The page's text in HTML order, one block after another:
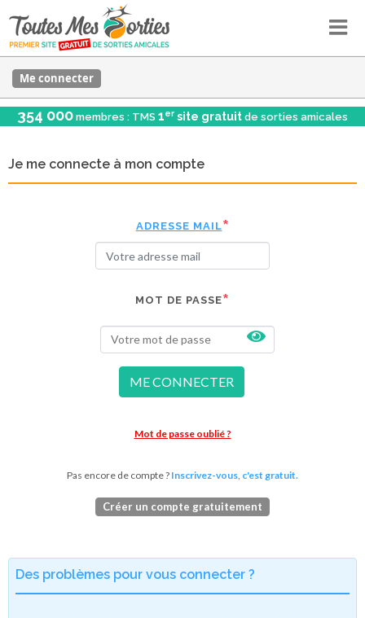
Me connecter
354 000 membres : TMS 1er site gratuit de sorties amicales
Je me connecte à mon compte
ADRESSE MAIL
MOT DE PASSE
ME CONNECTER
Mot de passe oublié ?
Pas encore de compte ? Inscrivez-vous, c'est gratuit.
Créer un compte gratuitement
Des problèmes pour vous connecter ?